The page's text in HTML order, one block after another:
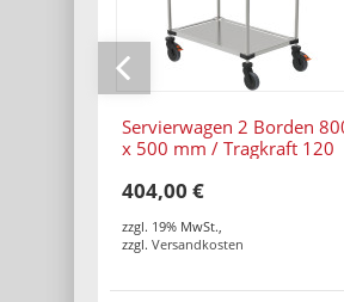
Servierwagen 2 Borden
x 500 mm / Tragkraft 120
404,00 €
zzgl. 19% MwSt.,
zzgl. Versandkosten